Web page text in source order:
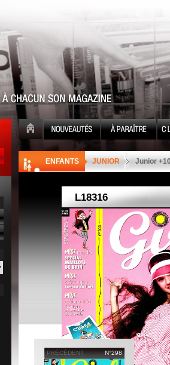
ENFANTS JUNIOR Junior
PRÉCÉDENT N°298